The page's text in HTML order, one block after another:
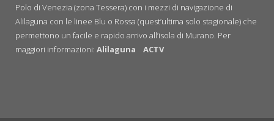
Polo di Venezia (zona Tessera) con i mezzi di navigazione di
Alilaguna con le linee Blu o Rossa (quest’ultima solo stagionale) che
permettono un facile e rapido arrivo all’isola di Murano. Per
maggiori informazioni: Alilaguna ACTV